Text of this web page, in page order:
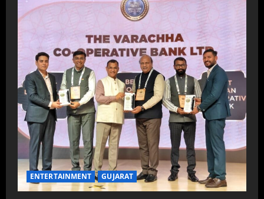
ENTERTAINMENT GUJARAT